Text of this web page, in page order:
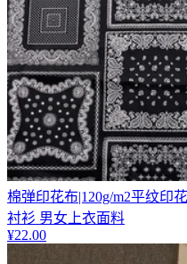
棉弹印花布|120g/m2平纹印
衬衫 男女上衣面料
¥22.00